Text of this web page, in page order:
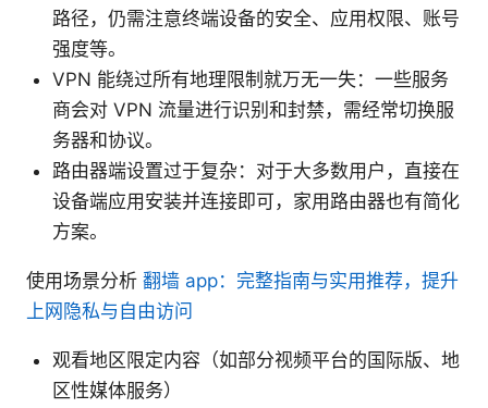
路径，仍需注意终端设备的安全、应用权限、账号
强度等。
VPN 能绕过所有地理限制就万无一失：一些服务
商会对 VPN 流量进行识别和封禁，需经常切换服
务器和协议。
路由器端设置过于复杂：对于大多数用户，直接在
设备端应用安装并连接即可，家用路由器也有简化
方案。
使用场景分析 翻墙 app：完整指南与实用推荐，提升
上网隐私与自由访问
观看地区限定内容（如部分视频平台的国际版、地
区性媒体服务）